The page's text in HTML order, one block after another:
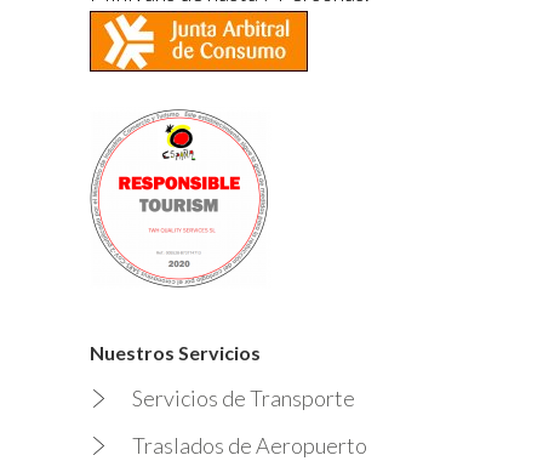
Nuestros Servicios
Servicios de Transporte
Traslados de Aeropuerto